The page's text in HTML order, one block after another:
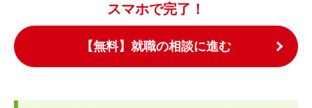
スマホで完了！
【無料】就職の相談に進む